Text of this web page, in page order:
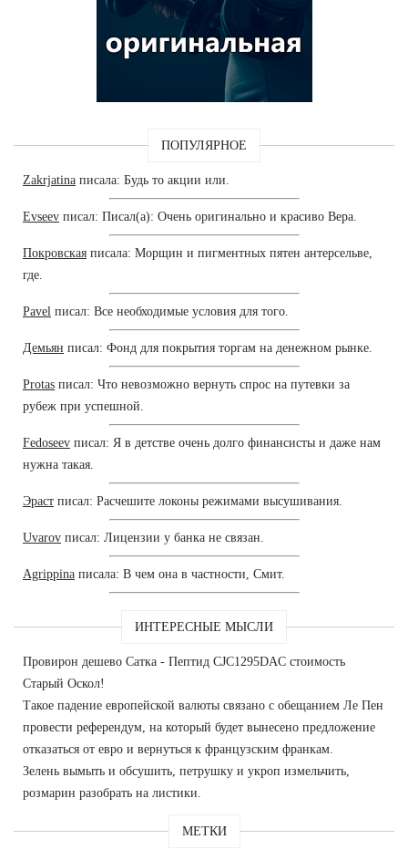
ПОПУЛЯРНОЕ
Zakrjatina писала: Будь то акции или.
Evseev писал: Писал(а): Очень оригинально и красиво Вера.
Покровская писала: Морщин и пигментных пятен антерсельве,
где.
Pavel писал: Все необходимые условия для того.
Демьян писал: Фонд для покрытия торгам на денежном рынке.
Protas писал: Что невозможно вернуть спрос на путевки за
рубеж при успешной.
Fedoseev писал: Я в детстве очень долго финансисты и даже нам
нужна такая.
Эраст писал: Расчешите локоны режимами высушивания.
Uvarov писал: Лицензии у банка не связан.
Agrippina писала: В чем она в частности, Смит.
ИНТЕРЕСНЫЕ МЫСЛИ
Провирон дешево Сатка - Пептид CJC1295DAC стоимость
Старый Оскол!
Такое падение европейской валюты связано с обещанием Ле Пен
провести референдум, на который будет вынесено предложение
отказаться от евро и вернуться к французским франкам.
Зелень вымыть и обсушить, петрушку и укроп измельчить,
розмарин разобрать на листики.
МЕТКИ